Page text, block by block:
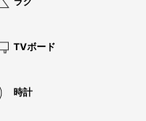
TVボード
時計